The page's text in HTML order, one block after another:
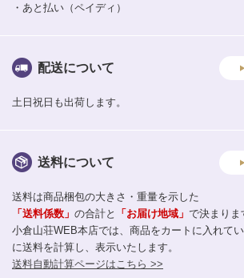
・あと払い（ペイディ）
配送について
土日祝日も出荷します。
送料について
送料は商品梱包の大きさ・重量を示した
「送料係数」 の合計と 「お届け地域」 で決まりま
小倉山荘WEB本店では、商品をカートに入れて
に送料を計算し、表示いたします。
送料自動計算ページはこちら >>